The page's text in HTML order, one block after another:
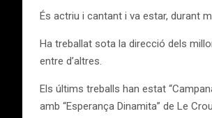
És actriu i cantant i va estar, durant
Ha treballat sota la direcció dels
entre d’altres.
Els últims treballs han estat
amb “Esperança Dinamita” de Le